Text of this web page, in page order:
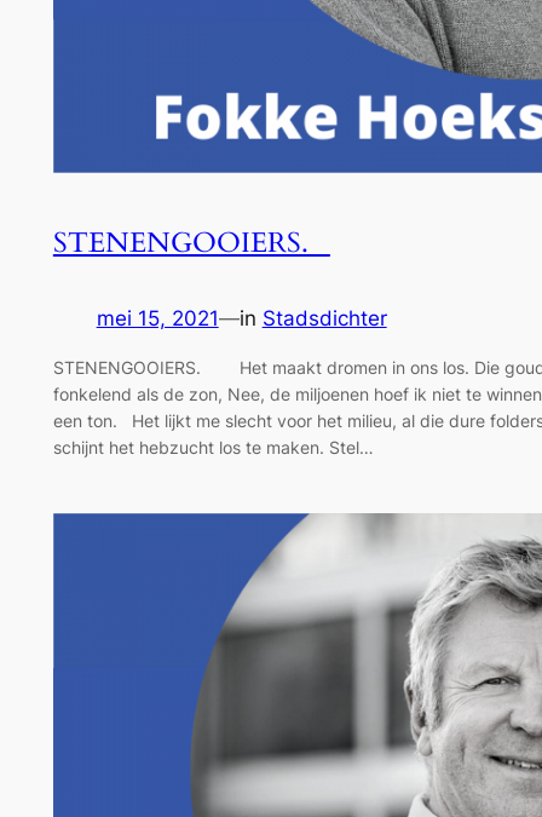
STENENGOOIERS.
mei 15, 2021—in Stadsdichter
STENENGOOIERS. Het maakt dromen in ons los. Die
fonkelend als de zon, Nee, de miljoenen hoef ik niet te
een ton. Het lijkt me slecht voor het milieu, al die dure
schijnt het hebzucht los te maken. Stel…